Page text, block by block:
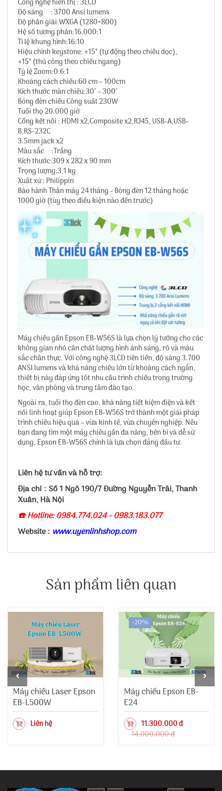
Công nghệ hiển thị : 3LCD
Độ sáng : 3700 Ansi lumens
Độ phân giải:WXGA (1280×800)
Hệ số tương phản:16.000:1
Tỉ lệ khung hình:16:10
Hiệu chỉnh keystone: ±15° (tự động theo chiều dọc),
±15° (thủ công theo chiều ngang)
Tỷ lệ Zoom:0.6:1
Khoảng cách chiếu:60 cm – 100cm
Kích thước màn chiếu:30″ – 300″
Bóng đèn chiếu Công suất 230W
Tuổi thọ 20.000 giờ
Cổng kết nối : HDMI x2,Composite x2,RJ45, USB-A,USB-
B,RS-232C
3.5mm jack x2
Màu sắc :Trắng
Kích thước:309 x 282 x 90 mm
Trọng lượng:3,1 kg
Xuất xứ : Philippin
Bảo hành Thân máy 24 tháng - Bóng đèn 12 tháng hoặc
1000 giờ (tùy theo điều kiện nào đến trước)
Máy chiếu gần Epson EB-W56S là lựa chọn lý tưởng cho các
không gian nhỏ cần chất lượng hình ảnh sáng, rõ và màu
sắc chân thực. Với công nghệ 3LCD tiên tiến, độ sáng 3.700
ANSI lumens và khả năng chiếu lớn từ khoảng cách ngắn,
thiết bị này đáp ứng tốt nhu cầu trình chiếu trong trường
học, văn phòng và trung tâm đào tạo.
Ngoài ra, tuổi thọ đèn cao, khả năng tiết kiệm điện và kết
nối linh hoạt giúp Epson EB-W56S trở thành một giải pháp
trình chiếu hiệu quả – vừa kinh tế, vừa chuyên nghiệp. Nếu
bạn đang tìm một máy chiếu gần đa năng, bền bỉ và dễ sử
dụng, Epson EB-W56S chính là lựa chọn đáng đầu tư.
Liên hệ tư vấn và hỗ trợ:
Địa chỉ : Số 1 Ngõ 190/7 Đường Nguyễn Trãi, Thanh
Xuân, Hà Nội
☎️ Hotline: 0984.774.024 - 0983.183.077
Website : www.uyenlinhshop.com
Sản phẩm liên quan
Máy chiếu Laser Epson
EB-L500W
Liên hệ
-20%
Máy chiếu Epson EB-
E24
11.300.000 đ
14.000.000 đ